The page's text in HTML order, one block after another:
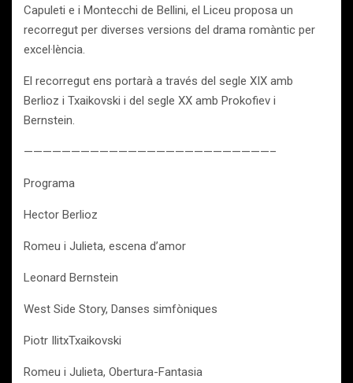
Capuleti e i Montecchi de Bellini, el Liceu proposa un
recorregut per diverses versions del drama romàntic per
excel·lència.
El recorregut ens portarà a través del segle XIX amb
Berlioz i Txaikovski i del segle XX amb Prokofiev i
Bernstein.
——————————————————————————–
Programa
Hector Berlioz
Romeu i Julieta, escena d’amor
Leonard Bernstein
West Side Story, Danses simfòniques
Piotr IlitxTxaikovski
Romeu i Julieta, Obertura-Fantasia